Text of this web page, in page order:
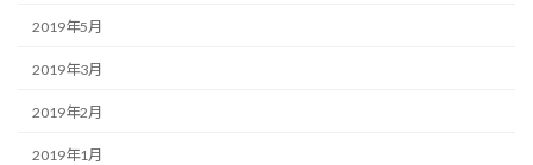
2019年5月
2019年3月
2019年2月
2019年1月